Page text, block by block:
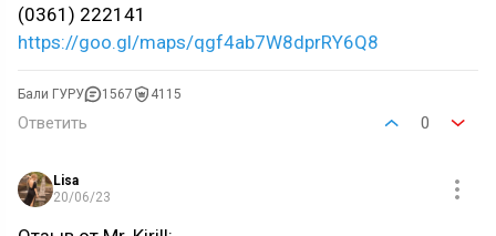
(0361) 222141
https://goo.gl/maps/qgf4ab7W8dprRY6Q8
Бали ГУРУ 1567 4115
Ответить 0
Lisa
20/06/23